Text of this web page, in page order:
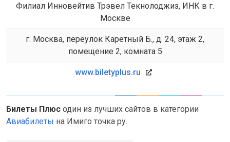
Филиал Инновейтив Трэвел Текнолоджиз, ИНК в г.
Москве
г. Москва, переулок Каретный Б., д. 24, этаж 2,
помещение 2, комната 5
www.biletyplus.ru
Билеты Плюс один из лучших сайтов в категории
Авиабилеты на Имиго точка ру.